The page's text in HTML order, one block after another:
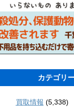
カテゴリ
買取情報 (5,338)